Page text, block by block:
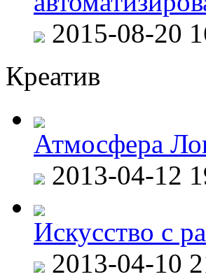
2015-08-20
Креатив
Атмосфера
2013-04-12
Искусство с
2013-04-10